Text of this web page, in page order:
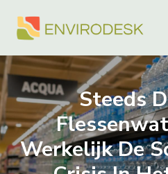
naar
Steeds
Werkelijk De